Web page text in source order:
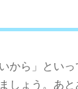
から」とい
しょう。あ